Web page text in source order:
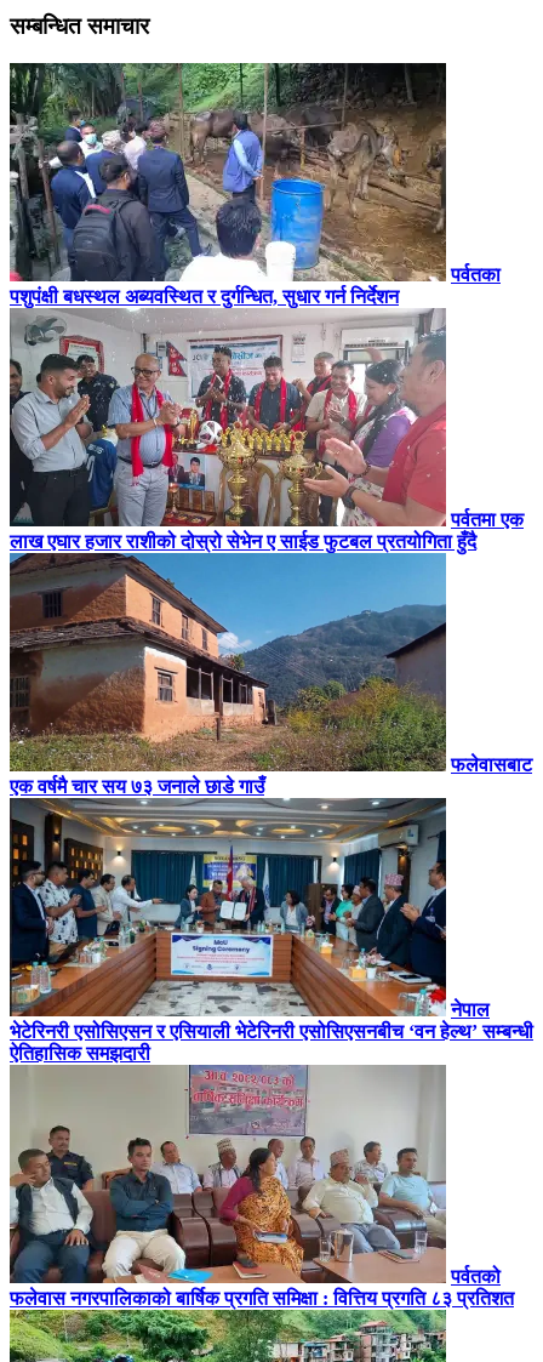
सम्बन्धित समाचार
पर्वतका
पशुपंक्षी बधस्थल अब्यवस्थित र दुर्गन्धित, सुधार गर्न निर्देशन
पर्वतमा एक
लाख एघार हजार राशीको दोस्रो सेभेन ए साईड फुटबल प्रतयोगिता हुँदै
फलेवासबाट
एक वर्षमै चार सय ७३ जनाले छाडे गाउँ
नेपाल
भेटेरिनरी एसोसिएसन र एसियाली भेटेरिनरी एसोसिएसनबीच ‘वन हेल्थ’ सम्बन्धी
ऐतिहासिक समझदारी
पर्वतको
फलेवास नगरपालिकाको बार्षिक प्रगति समिक्षा : वित्तिय प्रगति ८३ प्रतिशत